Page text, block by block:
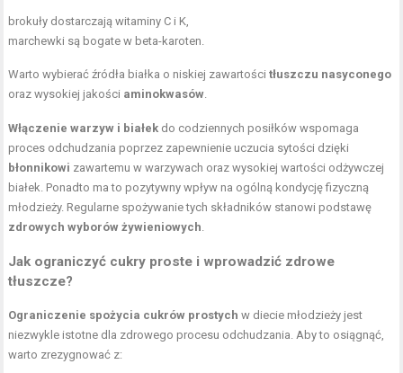
brokuły dostarczają witaminy C i K,
marchewki są bogate w beta-karoten.
Warto wybierać źródła białka o niskiej zawartościtłuszczu nasyconego
oraz wysokiej jakości aminokwasów
Włączenie warzyw i białek do codziennych posiłków wspomaga
proces odchudzania poprzez zapewnienie uczucia sytości dzięki
błonnikowi zawartemu w warzywach oraz wysokiej wartości odżywczej
białek. Ponadto ma to pozytywny wpływ na ogólną kondycję fizyczną
młodzieży. Regularne spożywanie tych składników stanowi podstawę
zdrowych wyborów żywieniowych
Jak ograniczyć cukry proste i wprowadzić zdrowe
tłuszcze?
Ograniczenie spożycia cukrów prostych w diecie młodzieży jest
niezwykle istotne dla zdrowego procesu odchudzania. Aby to osiągnąć,
warto zrezygnować z: